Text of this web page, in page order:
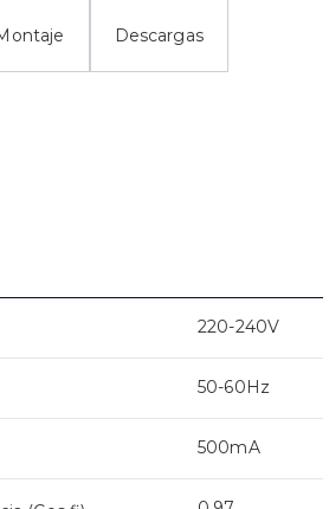
Descargas
220-240V
50-60Hz
500mA